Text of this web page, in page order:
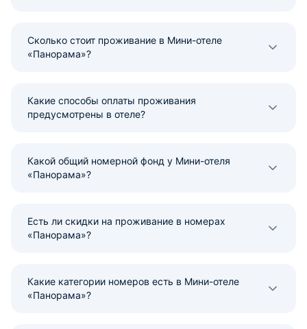
Сколько стоит проживание в Мини-отеле
«Панорама»?
Какие способы оплаты проживания
предусмотрены в отеле?
Какой общий номерной фонд у Мини-отеля
«Панорама»?
Есть ли скидки на проживание в номерах
«Панорама»?
Какие категории номеров есть в Мини-отеле
«Панорама»?